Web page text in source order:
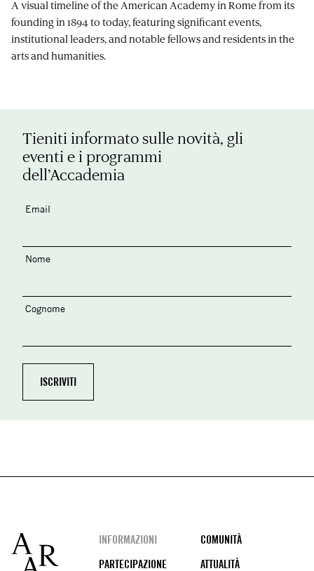
A visual timeline of the American Academy in Rome from its
founding in 1894 to today, featuring significant events,
institutional leaders, and notable fellows and residents in the
arts and humanities.
Tieniti informato sulle novità, gli
eventi e i programmi
dell’Accademia
Email
Nome
Cognome
Footer
INFORMAZIONI
COMUNITÀ
PARTECIPAZIONE
ATTUALITÀ